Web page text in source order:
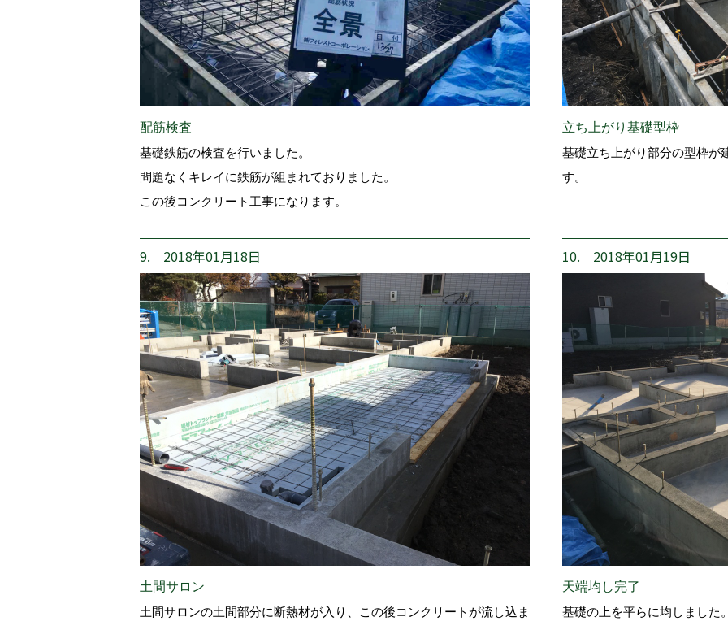
配筋検査
基礎鉄筋の検査を行いました。
問題なくキレイに鉄筋が組まれておりました。
この後コンクリート工事になります。
立ち上がり基礎型枠
基礎立ち上がり部分の型枠が
す。
9. 2018年01月18日
土間サロン
土間サロンの土間部分に断熱材が入り、この後コンクリートが流し込ま
10. 2018年01月19日
天端均し完了
基礎の上を平らに均しました